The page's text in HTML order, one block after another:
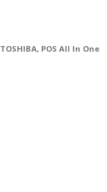
, POS All In One